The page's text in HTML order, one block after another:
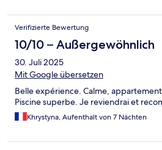
Verifizierte Bewertung
10/10 – Außergewöhnlich
30. Juli 2025
Mit Google übersetzen
Belle expérience. Calme,
Piscine superbe. Je reviendrai et
Khrystyna, Aufenthalt von 7 Nächten